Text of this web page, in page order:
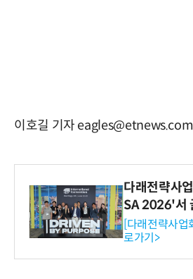
이호길 기자 eagles@etnews.com
다래전략사
SA 2026'서
와의 비즈니
-바이오 해외
보
[다래전략사
로가기>